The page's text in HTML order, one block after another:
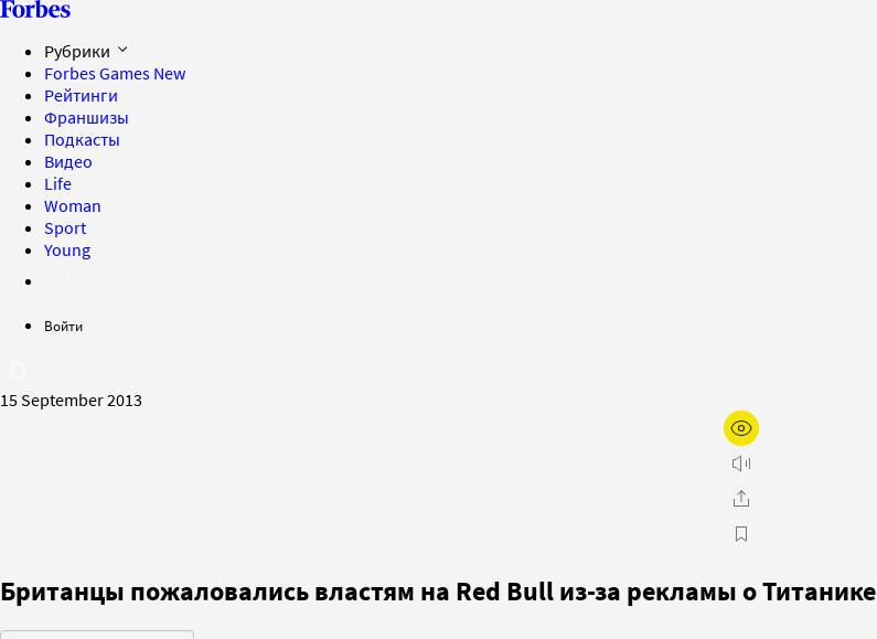
Рубрики
Forbes Games New
Рейтинги
Франшизы
Подкасты
Видео
Life
Woman
Sport
Young
Войти
15 September 2013
Британцы пожаловались властям на Red Bull из-за рекламы о Титанике